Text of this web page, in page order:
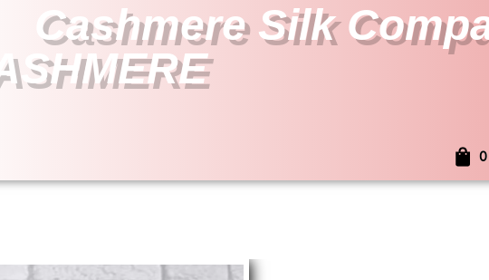
Cashmere Silk
0